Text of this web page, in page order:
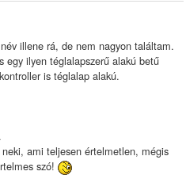
illene rá, de nem nagyon találtam.
ilyen téglalapszerű alakú betű
is téglalap alakú.
ami teljesen értelmetlen, mégis
szó!